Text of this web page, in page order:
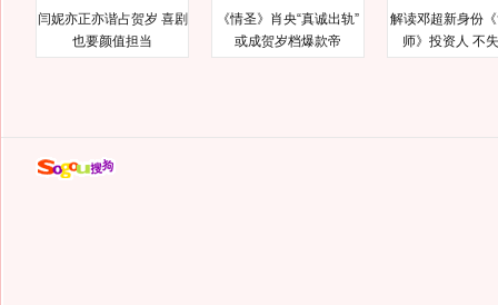
闫妮亦正亦谐占贺岁 喜剧
也要颜值担当
《情圣》肖央“真诚出轨”
或成贺岁档爆款帝
解读邓超新身份
师》投资人 不